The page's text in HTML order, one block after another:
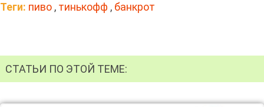
Теги: пиво , тинькофф , банкрот
СТАТЬИ ПО ЭТОЙ ТЕМЕ: